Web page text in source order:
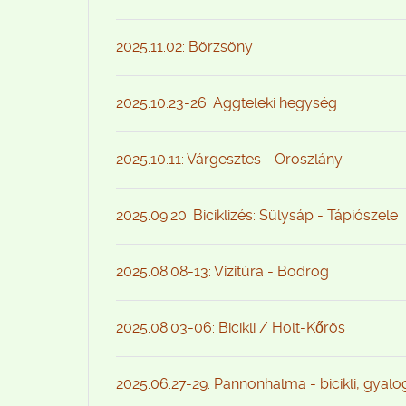
2025.11.02: Börzsöny
2025.10.23-26: Aggteleki hegység
2025.10.11: Várgesztes - Oroszlány
2025.09.20: Biciklizés: Sülysáp - Tápiószele
2025.08.08-13: Vizitúra - Bodrog
2025.08.03-06: Bicikli / Holt-Kőrös
2025.06.27-29: Pannonhalma - bicikli,